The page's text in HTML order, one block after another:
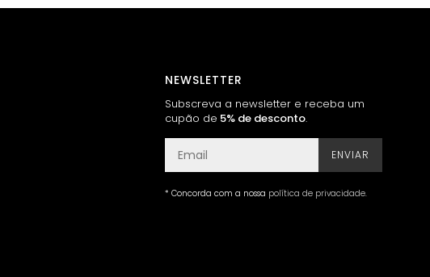
NEWSLETTER
Subscreva a newsletter e receba um
cupão de 5% de desconto.
ENVIAR
* Concorda com a nossa política de privacidade.